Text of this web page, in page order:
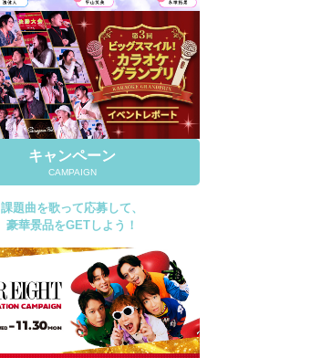
キャンペーン
CAMPAIGN
課題曲を歌って応募して、
豪華景品をGETしよう！